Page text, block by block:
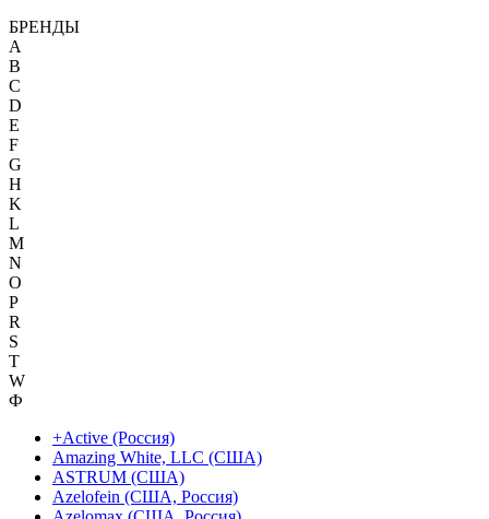
БРЕНДЫ
A
B
C
D
E
F
G
H
K
L
M
N
O
P
R
S
T
W
Ф
+Active (Россия)
Amazing White, LLC (США)
ASTRUM (США)
Azelofein (США, Россия)